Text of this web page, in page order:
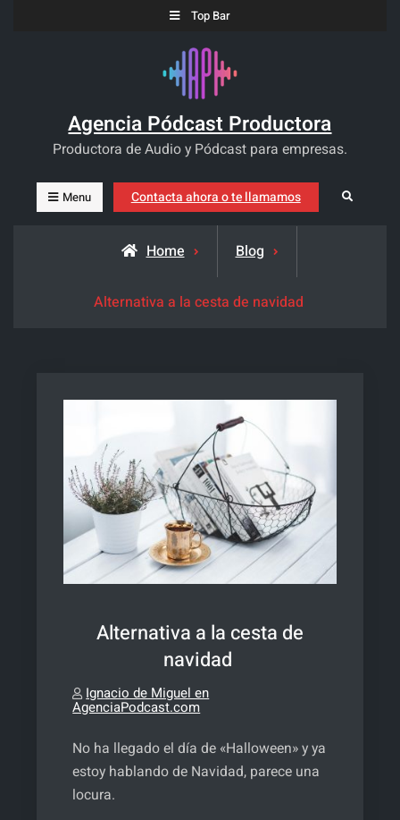
Top Bar
Agencia Pódcast Productora
Productora de Audio y Pódcast para empresas.
Menu Search
Contacta ahora o te llamamos
Home Blog
Alternativa a la cesta de navidad
Alternativa a la cesta de
navidad
Ignacio de Miguel en
AgenciaPodcast.com
No ha llegado el día de «Halloween» y ya
estoy hablando de Navidad, parece una
locura.